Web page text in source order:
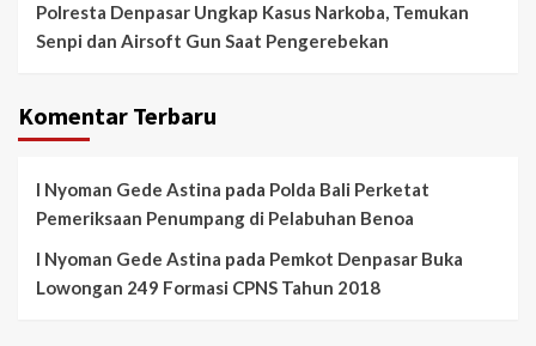
Polresta Denpasar Ungkap Kasus Narkoba, Temukan
Senpi dan Airsoft Gun Saat Pengerebekan
Komentar Terbaru
I Nyoman Gede Astina pada Polda Bali Perketat
Pemeriksaan Penumpang di Pelabuhan Benoa
I Nyoman Gede Astina pada Pemkot Denpasar Buka
Lowongan 249 Formasi CPNS Tahun 2018